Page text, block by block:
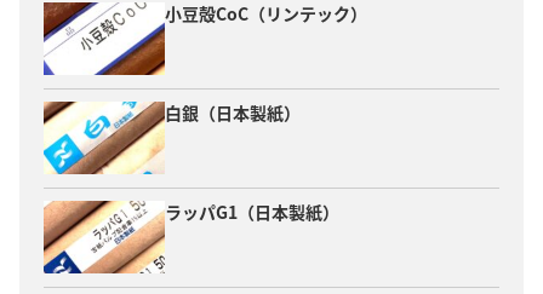
小豆殻CoC（リンテック）
白銀（日本製紙）
ラッパG1（日本製紙）